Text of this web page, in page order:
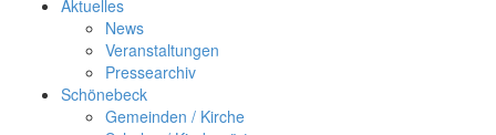
Aktuelles
News
Veranstaltungen
Pressearchiv
Schönebeck
Gemeinden / Kirche